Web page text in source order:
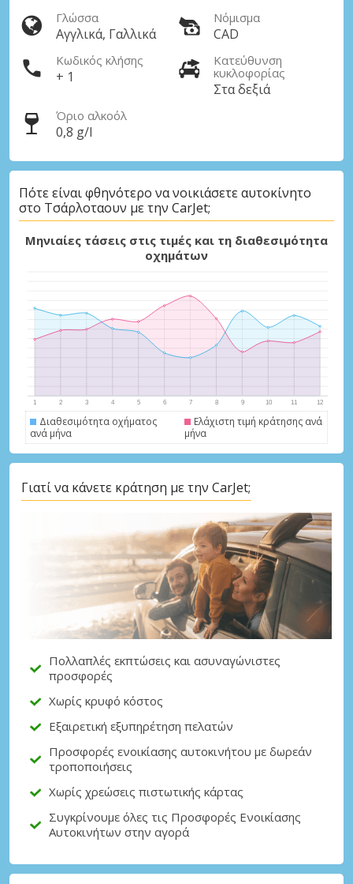
Μεγάλες εξοικονομήσεις
Αποκτήστε πρόσβαση σε αποκλειστικές
προσφορές συνεργατών
Σύνδεση με eLink
Γλώσσα
Αγγλικά, Γαλλικά
Νόμισμα
CAD
Κωδικός κλήσης
+ 1
Κατεύθυνση
κυκλοφορίας
Στα δεξιά
Όριο αλκοόλ
0,8 g/l
Πότε είναι φθηνότερο να νοικιάσετε αυτοκίνητο
στο Τσάρλοταουν με την CarJet;
Μηνιαίες τάσεις στις τιμές και τη διαθεσιμότητα
οχημάτων
Διαθεσιμότητα οχήματος
ανά μήνα
Ελάχιστη τιμή κράτησης ανά
μήνα
Γιατί να κάνετε κράτηση με την CarJet;
Πολλαπλές εκπτώσεις και ασυναγώνιστες
προσφορές
Χωρίς κρυφό κόστος
Εξαιρετική εξυπηρέτηση πελατών
Προσφορές ενοικίασης αυτοκινήτου με δωρεάν
τροποποιήσεις
Χωρίς χρεώσεις πιστωτικής κάρτας
Συγκρίνουμε όλες τις Προσφορές Ενοικίασης
Αυτοκινήτων στην αγορά